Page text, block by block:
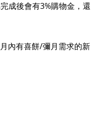
成後會有3%購物金，還
內有喜餅/彌月需求的新